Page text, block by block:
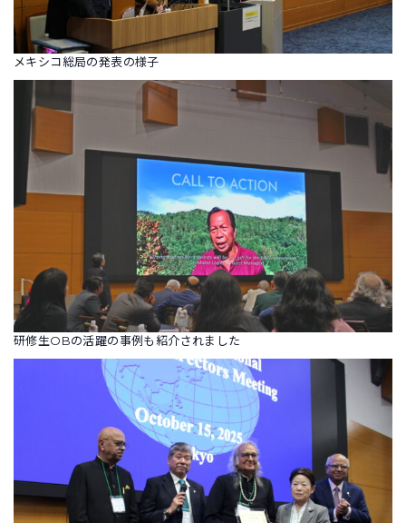
メキシコ総局の発表の様子
研修生OBの活躍の事例も紹介されました